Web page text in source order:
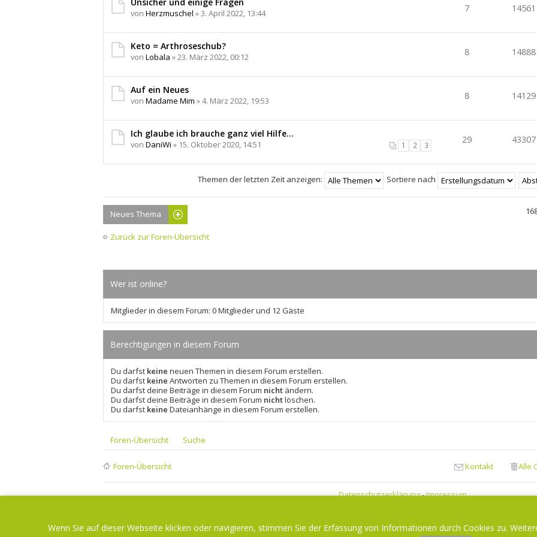
von Herzmuschel » 3. April 2022, 13:44 7 14561
Keto = Arthroseschub?
von Lobala » 23. März 2022, 00:12 8 14888
Auf ein Neues
von Madame Mim » 4. März 2022, 19:53 8 14129
Ich glaube ich brauche ganz viel Hilfe...
1 2 3
von DaniWi » 15. Oktober 2020, 14:51 29 43307
Themen der letzten Zeit anzeigen: Sortiere nach
Neues Thema
Zurück zur Foren-Übersicht
Wer ist online?
Mitglieder in diesem Forum: 0 Mitglieder und 12 Gäste
Berechtigungen in diesem Forum
Du darfst keine neuen Themen in diesem Forum erstellen.
Du darfst keine Antworten zu Themen in diesem Forum erstellen.
Du darfst deine Beiträge in diesem Forum nicht ändern.
Du darfst deine Beiträge in diesem Forum nichtlöschen.
Du darfst keine Dateianhänge in diesem Forum erstellen.
Foren-Übersicht Suche
Foren-Übersicht Alle
Kontakt
Datenschutzerklärung-Impressum
Wenn Sie auf dieser Webseite klicken oder navigieren, stimmen Sie der Erfassung von Informationen durch Cookies zu.